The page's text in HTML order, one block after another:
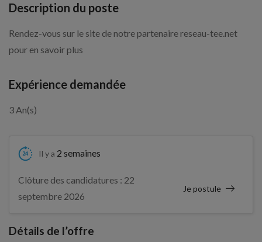
Description du poste
Rendez-vous sur le site de notre partenaire reseau-tee.net
pour en savoir plus
Expérience demandée
3 An(s)
Il y a 2 semaines
Clôture des candidatures : 22
septembre 2026
Je postule
Détails de l’offre